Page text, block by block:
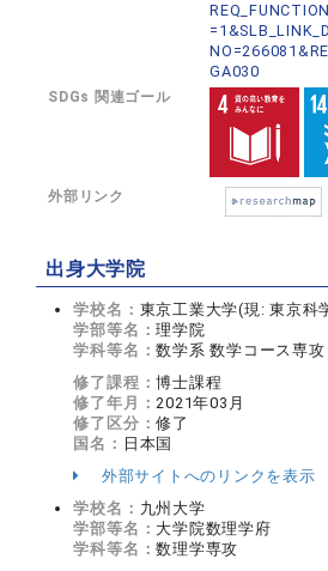
GA030
SDGs 関連ゴール
外部リンク
出身大学院
学校名： 東京工業大学(現: 東京科
学部等名：理学院
学科等名：数学系 数学コース専攻
修了課程：博士課程
修了年月：2021年03月
修了区分：修了
国名： 日本国
外部サイトへのリンクを表示
学校名： 九州大学
学部等名： 大学院数理学府
学科等名：数理学専攻